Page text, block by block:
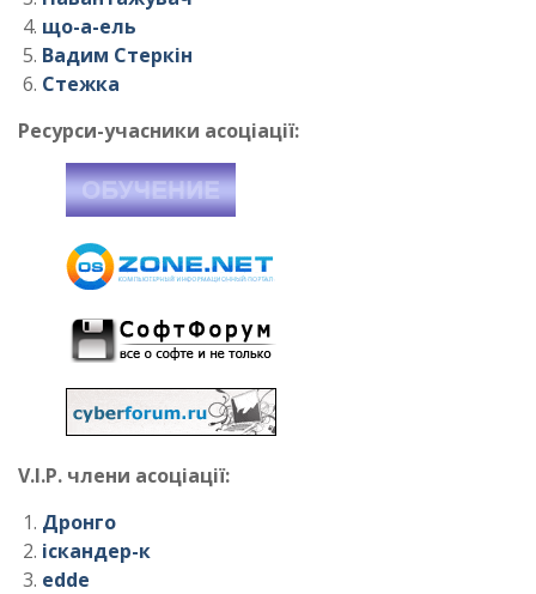
що-а-ель
Вадим Стеркін
Стежка
Ресурси-учасники асоціації:
V.I.P. члени асоціації:
Дронго
іскандер-к
edde